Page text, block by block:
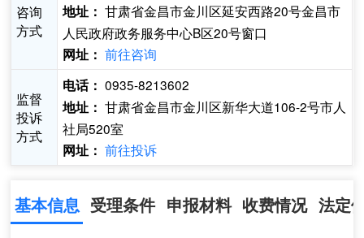
咨询
方式
地址： 甘肃省金昌市金川区延安西路20号金昌市
人民政府政务服务中心B区20号窗口
网址： 前往咨询
监督
投诉
方式
电话： 0935-8213602
地址： 甘肃省金昌市金川区新华大道106-2号市人
社局520室
网址： 前往投诉
基本信息 受理条件 申报材料 收费情况 法定